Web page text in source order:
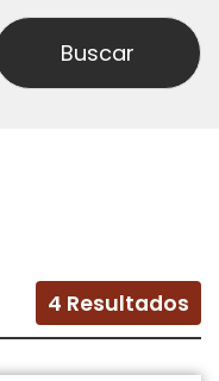
4 Resultados